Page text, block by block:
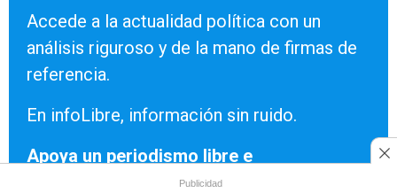
Accede a la actualidad política con un
análisis riguroso y de la mano de firmas de
referencia.
En infoLibre, información sin ruido.
Apoya un periodismo libre e
Publicidad